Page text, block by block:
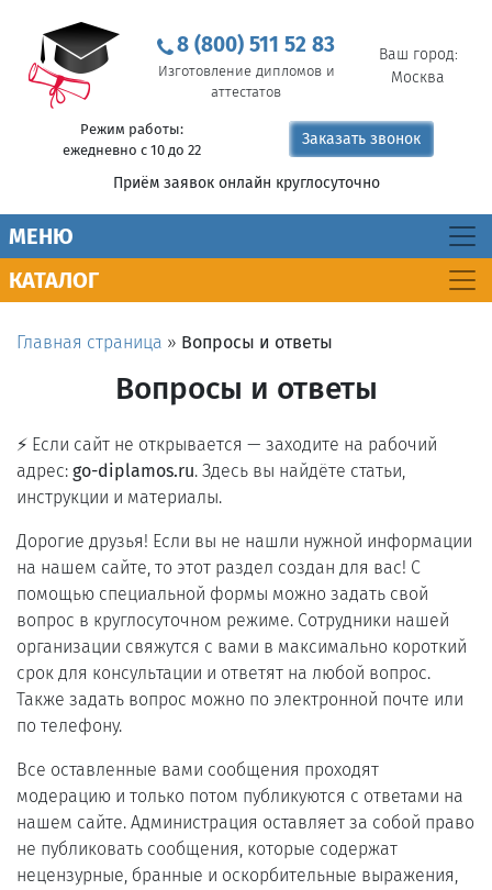
8 (800) 511 52 83
Изготовление дипломов и
аттестатов
Ваш город:
Москва
Режим работы:
ежедневно с 10 до 22
Заказать звонок
Приём заявок онлайн круглосуточно
MEНЮ
КАТАЛОГ
Главная страница » Вопросы и ответы
Вопросы и ответы
⚡ Если сайт не открывается — заходите на рабочий
адрес: go-diplamos.ru. Здесь вы найдёте статьи,
инструкции и материалы.
Дорогие друзья! Если вы не нашли нужной информации
на нашем сайте, то этот раздел создан для вас! С
помощью специальной формы можно задать свой
вопрос в круглосуточном режиме. Сотрудники нашей
организации свяжутся с вами в максимально короткий
срок для консультации и ответят на любой вопрос.
Также задать вопрос можно по электронной почте или
по телефону.
Все оставленные вами сообщения проходят
модерацию и только потом публикуются с ответами на
нашем сайте. Администрация оставляет за собой право
не публиковать сообщения, которые содержат
нецензурные, бранные и оскорбительные выражения,